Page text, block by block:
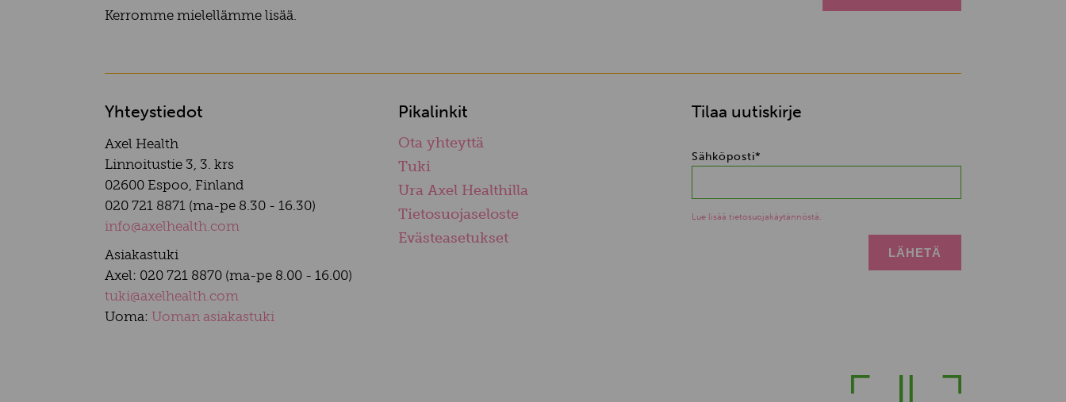
Kerromme mielellämme lisää.
Yhteystiedot
Axel Health
Linnoitustie 3, 3. krs
02600 Espoo, Finland
020 721 8871 (ma-pe 8.30 - 16.30)
info@axelhealth.com
Asiakastuki
Axel: 020 721 8870 (ma-pe 8.00 - 16.00)
tuki@axelhealth.com
Uoma: Uoman asiakastuki
Pikalinkit
Ota yhteyttä
Tuki
Ura Axel Healthilla
Tietosuojaseloste
Evästeasetukset
Tilaa uutiskirje
Sähköposti*
Lue lisää tietosuojakäytännöstä.